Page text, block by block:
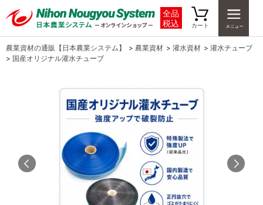
全品
税込
カート
農業資材の通販【日本農業システム】 > 農業資材 > 灌水資材 > 灌水チューブ
> 国産オリジナル灌水チューブ